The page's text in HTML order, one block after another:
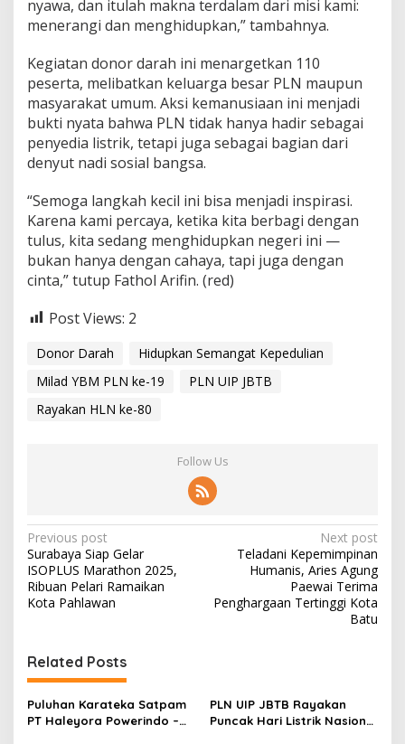
a
t
o
n
r
D
a
r
h
nyawa, dan itulah makna terdalam dari misi kami:
menerangi dan menghidupkan,” tambahnya.
Kegiatan donor darah ini menargetkan 110
peserta, melibatkan keluarga besar PLN maupun
masyarakat umum. Aksi kemanusiaan ini menjadi
bukti nyata bahwa PLN tidak hanya hadir sebagai
penyedia listrik, tetapi juga sebagai bagian dari
denyut nadi sosial bangsa.
“Semoga langkah kecil ini bisa menjadi inspirasi.
Karena kami percaya, ketika kita berbagi dengan
tulus, kita sedang menghidupkan negeri ini —
bukan hanya dengan cahaya, tapi juga dengan
cinta,” tutup Fathol Arifin. (red)
Post Views: 2
Donor Darah
Hidupkan Semangat Kepedulian
Milad YBM PLN ke-19
PLN UIP JBTB
Rayakan HLN ke-80
Follow Us
P
o
s
a
v
i
Previous post
Surabaya Siap Gelar
ISOPLUS Marathon 2025,
Ribuan Pelari Ramaikan
Kota Pahlawan
Next post
Teladani Kepemimpinan
Humanis, Aries Agung
Paewai Terima
Penghargaan Tertinggi Kota
Batu
Related Posts
Puluhan Karateka Satpam
PT Haleyora Powerindo –
PLN UIP JBTB Rayakan
Puncak Hari Listrik Nasional